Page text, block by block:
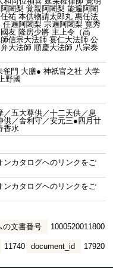
闍梨 覚親阿闍梨 能遍阿闍
祐 本供物請太郎丸 惠任法
遍阿闍梨 宗遍阿闍梨 寛秀
友 隆房少將 主上令（高
信宗大法師 宴仁大法師 公
大法師 順慶大法師 八宗奏
雀門 大膳● 神祇官之社 大学
野國
／五大尊供／十二天供／息
供／舎利守／安元三●四月廿
香水
ンカタログへのリンクをご
ンカタログへのリンクをご
の文書番号 1000520011800
document_id 17920
11740